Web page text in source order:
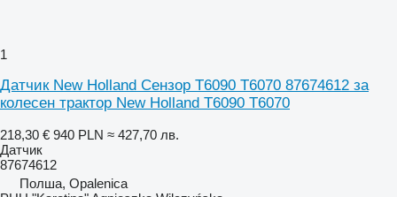
1
Датчик New Holland Сензор T6090 T6070 87674612 за
колесен трактор New Holland T6090 T6070
218,30 € 940 PLN ≈ 427,70 лв.
Датчик
87674612
Полша, Opalenica